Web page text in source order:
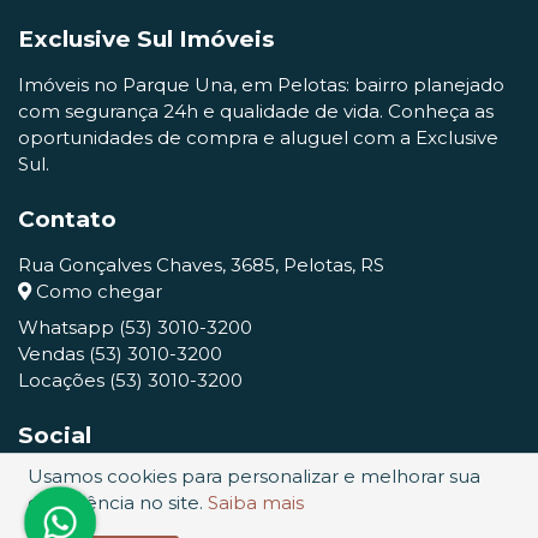
Exclusive Sul Imóveis
Imóveis no Parque Una, em Pelotas: bairro planejado
com segurança 24h e qualidade de vida. Conheça as
oportunidades de compra e aluguel com a Exclusive
Sul.
Contato
Rua Gonçalves Chaves, 3685, Pelotas, RS
Como chegar
Whatsapp (53) 3010-3200
Vendas (53) 3010-3200
Locações (53) 3010-3200
Social
Usamos cookies para personalizar e melhorar sua
experiência no site. Saiba mais